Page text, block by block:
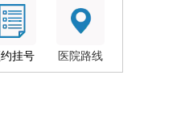
挂号 医院路线